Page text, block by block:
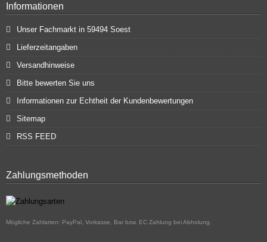
Informationen
Unser Fachmarkt in 59494 Soest
Lieferzeitangaben
Versandhinweise
Bitte bewerten Sie uns
Informationen zur Echtheit der Kundenbewertungen
Sitemap
RSS FEED
Zahlungsmethoden
Mögliche Zahlarten: PayPal, Vorkasse, Bar bzw. EC Zahlung bei Abholung.